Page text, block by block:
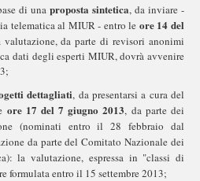
di una proposta sintetica, da inviare -
telematica al MIUR - entro le ore 14 del
valutazione, da parte di revisori anonimi
dati degli esperti MIUR, dovrà avvenire
dettagliati, da presentarsi a cura del
ore 17 del 7 giugno 2013, da parte dei
(nominati entro il 28 febbraio dal
da parte del Comitato Nazionale dei
la valutazione, espressa in "classi di
formulata entro il 15 settembre 2013;